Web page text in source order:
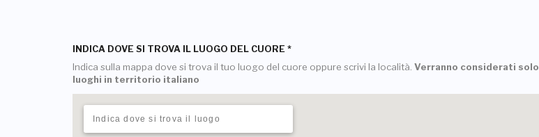
INDICA DOVE SI TROVA IL LUOGO DEL CUORE *
Indica sulla mappa dove si trova il tuo luogo del cuore oppure scrivi la località. Verranno considerati solo
luoghi in territorio italiano